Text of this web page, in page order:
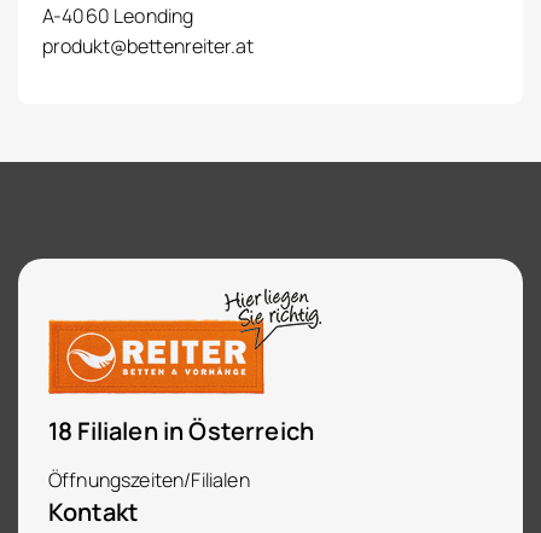
A-4060 Leonding
produkt@bettenreiter.at
18 Filialen in Österreich
Öffnungszeiten/Filialen
Kontakt